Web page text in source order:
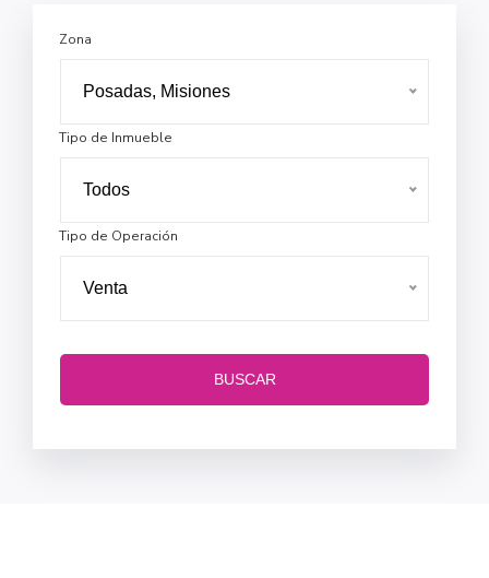
Zona
Posadas, Misiones
Tipo de Inmueble
Todos
Tipo de Operación
Venta
BUSCAR